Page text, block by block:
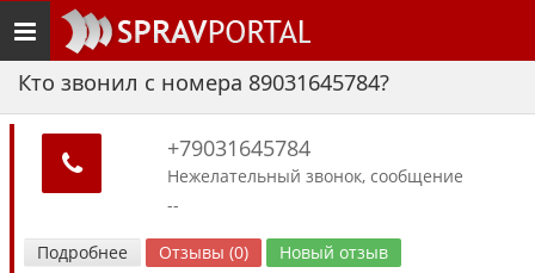
Toggle
navigation
Кто звонил с номера 89031645784?
+79031645784
Нежелательный звонок, сообщение
--
Подробнее Отзывы (0) Новый отзыв